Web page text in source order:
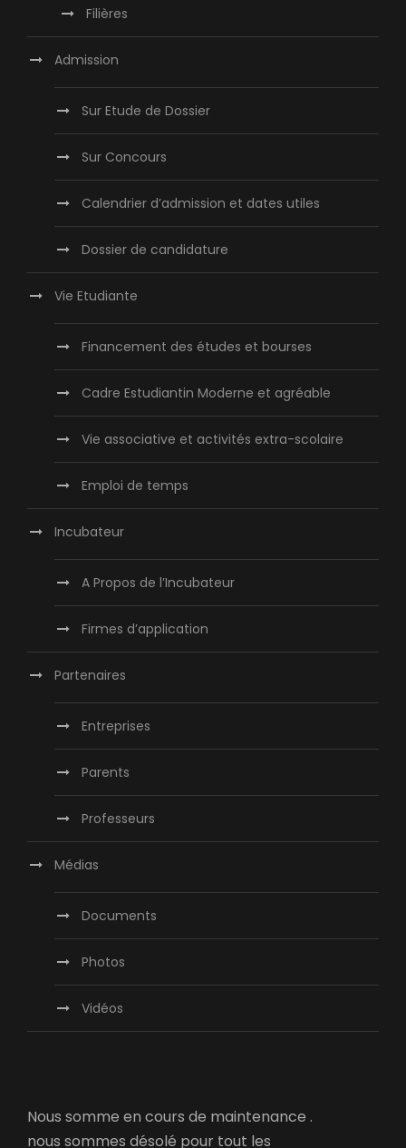
Filières
Admission
Sur Etude de Dossier
Sur Concours
Calendrier d’admission et dates utiles
Dossier de candidature
Vie Etudiante
Financement des études et bourses
Cadre Estudiantin Moderne et agréable
Vie associative et activités extra-scolaire
Emploi de temps
Incubateur
A Propos de l’Incubateur
Firmes d’application
Partenaires
Entreprises
Parents
Professeurs
Médias
Documents
Photos
Vidéos
Nous somme en cours de maintenance .
nous sommes désolé pour tout les